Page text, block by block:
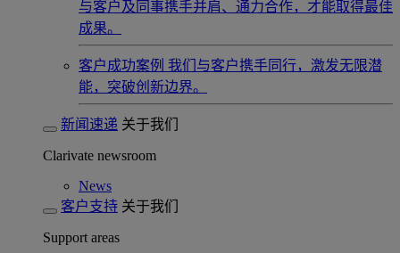
与客户及同事携手并肩、通力合作，才能取得最佳
成果。
客户成功案例 我们与客户携手同行，激发无限潜
能，突破创新边界。
新闻速递 关于我们
Clarivate newsroom
News
客户支持 关于我们
Support areas